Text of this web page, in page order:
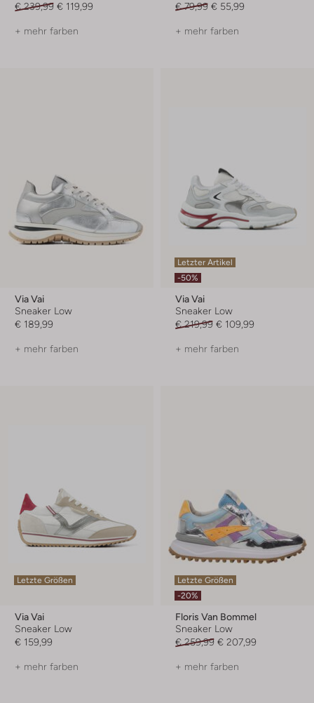
€ 239,99 € 119,99
+ mehr farben
€ 79,99 € 55,99
+ mehr farben
Via Vai
Sneaker Low
€ 189,99
+ mehr farben
Letzter Artikel
-50%
Via Vai
Sneaker Low
€ 219,99 € 109,99
+ mehr farben
Letzte Größen
Via Vai
Sneaker Low
€ 159,99
+ mehr farben
Letzte Größen
-20%
Floris Van Bommel
Sneaker Low
€ 259,99 € 207,99
+ mehr farben